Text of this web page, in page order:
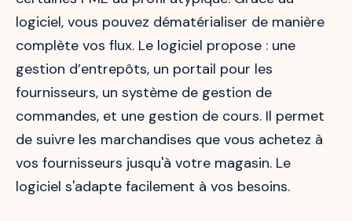
logiciel, vous pouvez dématérialiser de manière
complète vos flux. Le logiciel propose : une
gestion d’entrepôts, un portail pour les
fournisseurs, un système de gestion de
commandes, et une gestion de cours. Il permet
de suivre les marchandises que vous achetez à
vos fournisseurs jusqu'à votre magasin. Le
logiciel s'adapte facilement à vos besoins.